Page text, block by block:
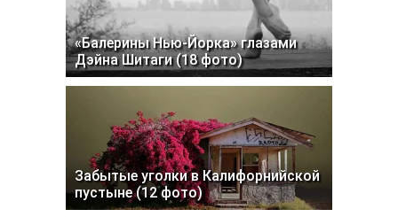
«Балерины Нью-Йорка» глазами
Дэйна Шитаги (18 фото)
Забытые уголки в Калифорнийской
пустыне (12 фото)